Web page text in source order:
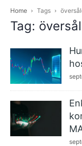
Home Tags
Tag: